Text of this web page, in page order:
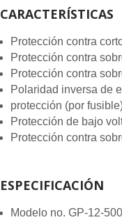
CARACTERÍSTICAS
Protección contra
Protección contra
Protección contra
Polaridad inversa de
protección (por
Protección de bajo
Protección contra
ESPECIFICACIÓN
Modelo no. GP-12-